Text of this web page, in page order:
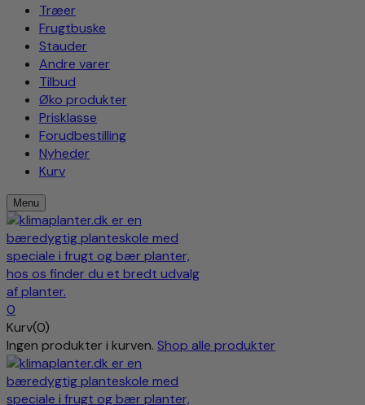
Træer
Frugtbuske
Stauder
Andre varer
Tilbud
Øko produkter
Prisklasse
Forudbestilling
Nyheder
Kurv
Menu
0
Kurv(0)
Ingen produkter i kurven. Shop alle produkter